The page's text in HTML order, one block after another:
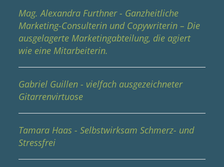
Mag. Alexandra Furthner - Ganzheitliche
Marketing-Consulterin und Copywriterin – Die
ausgelagerte Marketingabteilung, die agiert
wie eine Mitarbeiterin.
Gabriel Guillen - vielfach ausgezeichneter
Gitarrenvirtuose
Tamara Haas - Selbstwirksam Schmerz- und
Stressfrei